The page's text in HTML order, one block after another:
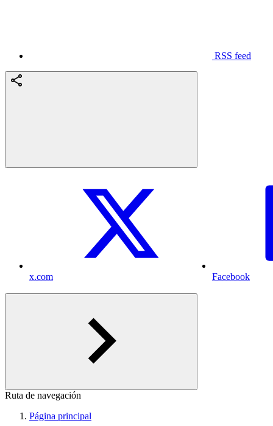
RSS feed
x.com Facebook
Ruta de navegación
Página principal